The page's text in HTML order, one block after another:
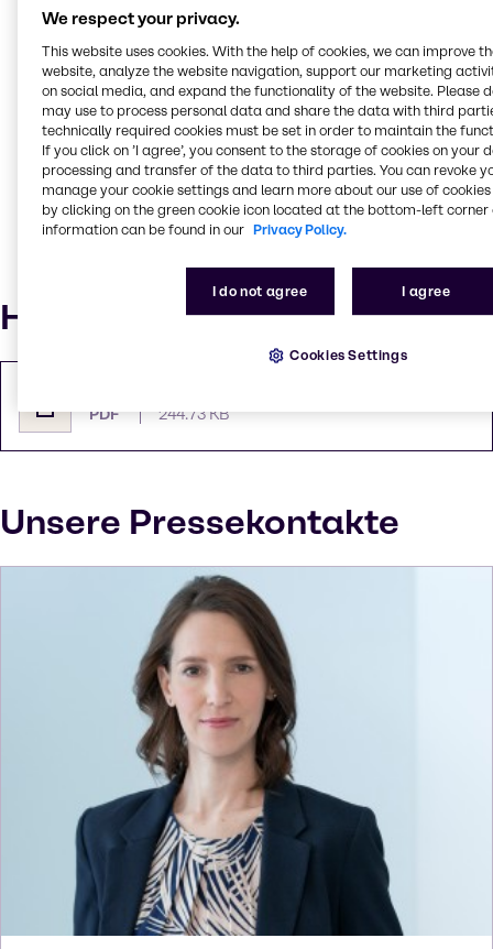
von bereits 19 Personal Care / HI&I Innovation &
Application Centern weltweit und fünf in der EMEA-
Region“, sagte Michael Wilkop, President Personal
Care / HI&I Brenntag Specialties EMEA.
„Leeds ist ein idealer Standort für unser Innovation &
Application Center, da es ein florierendes Ökosystem
aus F&E-Partnern, Technologieanbietern und
Talenten bietet“, sagte Francois Bouton, Director
Innovation & Application Personal Care / HI&I
Brenntag Specialties EMEA. „Die Arbeit, die wir hier
leisten, wird zu hochmodernen Lösungen für die
Personal Care-Industrie führen.“
Herunterladen
PDF 244.73 KB
Unsere Pressekontakte
We respect your privacy.
This website uses cookies. With the help of cookies, we can improve
website, analyze the website navigation, support our marketing
on social media, and expand the functionality of the website. Please
may use to process personal data and share the data with third
technically required cookies must be set in order to maintain the
If you click on ’I agree’, you consent to the storage of cookies on your
processing and transfer of the data to third parties. You can revoke
manage your cookie settings and learn more about our use of cookies
by clicking on the green cookie icon located at the bottom-left corner
information can be found in our Privacy Policy.
I do not agree I agree
Cookies Settings